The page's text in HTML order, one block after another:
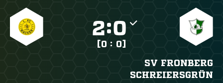
:
[0 : 0]
SV FRONBERG
SCHREIERSGRÜN